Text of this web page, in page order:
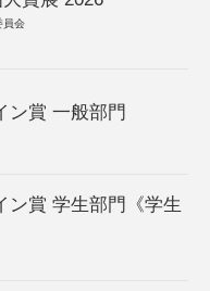
員会
ン賞 一般部門
ン賞 学生部門《学生